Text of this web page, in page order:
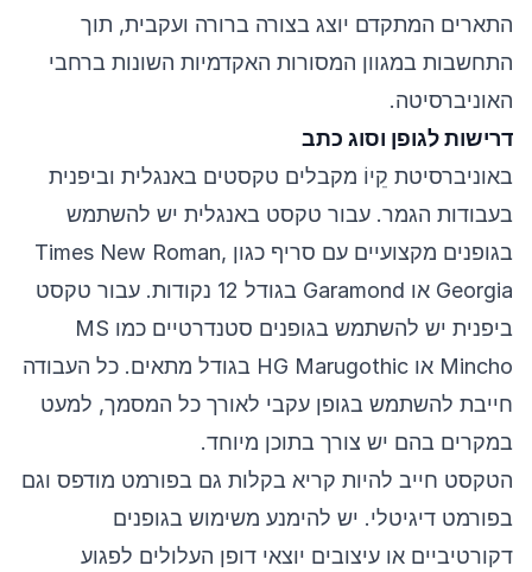
התארים המתקדם יוצג בצורה ברורה ועקבית, תוך
התחשבות במגוון המסורות האקדמיות השונות ברחבי
האוניברסיטה.
דרישות לגופן וסוג כתב
באוניברסיטת קֵיוֹ מקבלים טקסטים באנגלית וביפנית
בעבודות הגמר. עבור טקסט באנגלית יש להשתמש
בגופנים מקצועיים עם סריף כגון Times New Roman,
Georgia או Garamond בגודל 12 נקודות. עבור טקסט
ביפנית יש להשתמש בגופנים סטנדרטיים כמו MS
Mincho או HG Marugothic בגודל מתאים. כל העבודה
חייבת להשתמש בגופן עקבי לאורך כל המסמך, למעט
במקרים בהם יש צורך בתוכן מיוחד.
הטקסט חייב להיות קריא בקלות גם בפורמט מודפס וגם
בפורמט דיגיטלי. יש להימנע משימוש בגופנים
דקורטיביים או עיצובים יוצאי דופן העלולים לפגוע